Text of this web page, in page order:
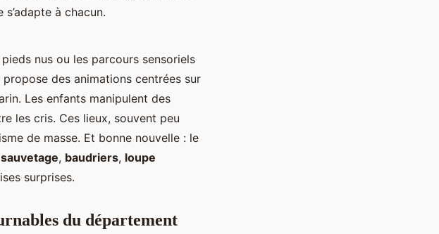
à chacun.
nus ou les parcours sensoriels
des animations centrées sur
Les enfants manipulent des
les cris. Ces lieux, souvent peu
de masse. Et bonne nouvelle : le
, baudriers, loupe
surprises.
du département